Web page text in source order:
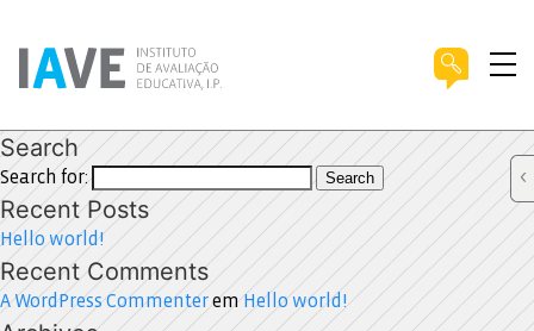
Search
Search for: Search
Recent Posts
Hello world!
Recent Comments
A WordPress Commenterem Hello world!